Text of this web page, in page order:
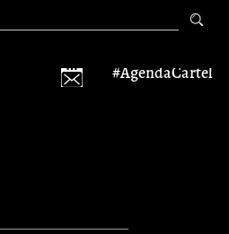
de
#AgendaCartel